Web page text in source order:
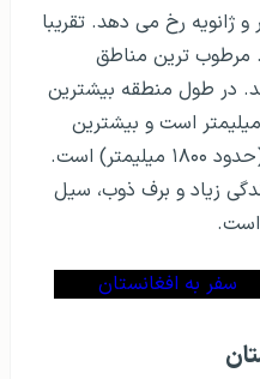
ژانویه رخ می دهد. تقریبا
مرطوب ترین مناطق
در طول منطقه بیشترین
میزان بارش باران بیش از ۱۴۰۰ میلیمتر است و بیشترین
بارش باران در نزدیکی مظفرآباد (حدود ۱۸۰۰ میلیمتر) است.
زیاد و برف ذوب، سیل
سفر به افغانستان